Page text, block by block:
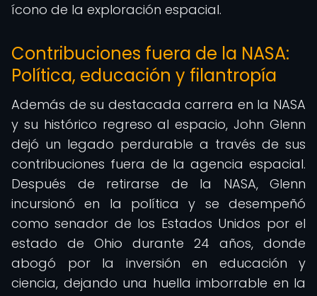
ícono de la exploración espacial.
Contribuciones fuera de la NASA:
Política, educación y filantropía
Además de su destacada carrera en la NASA
y su histórico regreso al espacio, John Glenn
dejó un legado perdurable a través de sus
contribuciones fuera de la agencia espacial.
Después de retirarse de la NASA, Glenn
incursionó en la política y se desempeñó
como senador de los Estados Unidos por el
estado de Ohio durante 24 años, donde
abogó por la inversión en educación y
ciencia, dejando una huella imborrable en la